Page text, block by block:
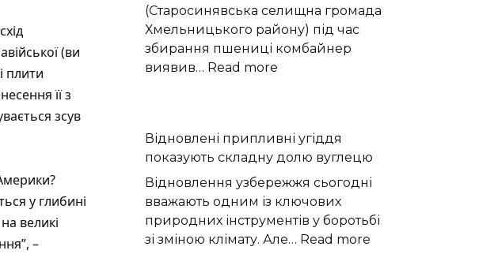
(ви
плити
її з
зсув
у глибині
великі
–
Європи
(Старосинявська селищна громада
Хмельницького району) під час
збирання пшениці комбайнер
виявив… Read more
на
полі
під
час
жнив
на
Відновлені припливні угіддя
показують складну долю вуглецю
Відновлення узбережжя сьогодні
вважають одним із ключових
природних інструментів у боротьбі
зі зміною клімату. Але… Read more